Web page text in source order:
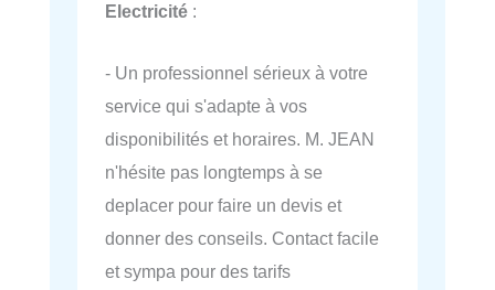
Electricité :
- Un professionnel sérieux à votre
service qui s'adapte à vos
disponibilités et horaires. M. JEAN
n'hésite pas longtemps à se
deplacer pour faire un devis et
donner des conseils. Contact facile
et sympa pour des tarifs